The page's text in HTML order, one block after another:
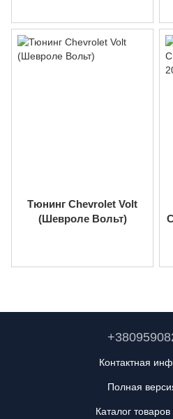
Тюнинг Chevrolet Volt
(Шевроле Вольт)
Контактная
Полная
Каталог